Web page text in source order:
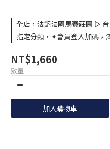
全店，法釩法國馬賽莊園 ▻
指定分類，✦會員登入加碼 ⋆
NT$1,660
數量
加入購物車